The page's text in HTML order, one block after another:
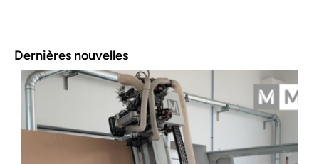
Dernières nouvelles